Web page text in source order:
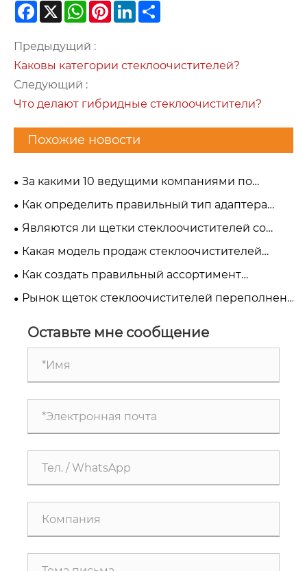
Facebook
X WhatsApp
PinterestLinkedIn
Предыдущий :
Каковы категории стеклоочистителей?
Следующий :
Что делают гибридные стеклоочистители?
Похожие новости
За какими 10 ведущими компаниями по
производству щеток стеклоочистителей стоит
следить в 2026 году?
Как определить правильный тип адаптера
стеклоочистителя для любого автомобиля
Являются ли щетки стеклоочистителей со
встроенным распылителем вашей следующей
возможностью роста?
Какая модель продаж стеклоочистителей
лучше всего подходит вашему бизнесу?
Как создать правильный ассортимент
продукции для щеток стеклоочистителя для
нового рынка
Рынок щеток стеклоочистителей переполнен.
Оставьте мне сообщение